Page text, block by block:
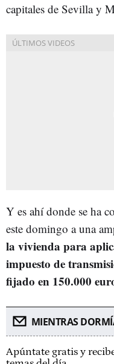
capitales de Sevilla y
Y es ahí donde se ha
este domingo a una
la vivienda para
impuesto de
fijado en 150.000
MIENTRAS
Apúntate gratis y